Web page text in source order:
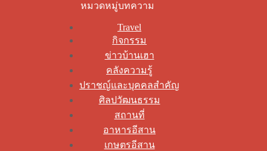
หมวดหมู่บทความ
Travel
กิจกรรม
ข่าวบ้านเฮา
คลังความรู้
ปราชญ์และบุคคลสำคัญ
ศิลปวัฒนธรรม
สถานที่
อาหารอีสาน
เกษตรอีสาน